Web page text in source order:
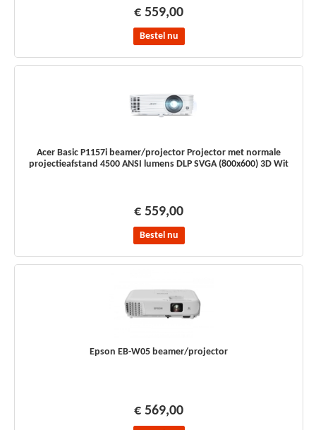
€ 559,00
Bestel nu
Acer Basic P1157i beamer/projector Projector met normale
projectieafstand 4500 ANSI lumens DLP SVGA (800x600) 3D Wit
€ 559,00
Bestel nu
Epson EB-W05 beamer/projector
€ 569,00